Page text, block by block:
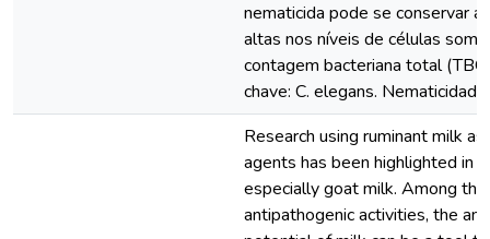
nematicida pode se conservar
altas nos níveis de células
contagem bacteriana total
chave: C. elegans.
Research using ruminant milk
agents has been highlighted in
especially goat milk. Among
antipathogenic activities, the